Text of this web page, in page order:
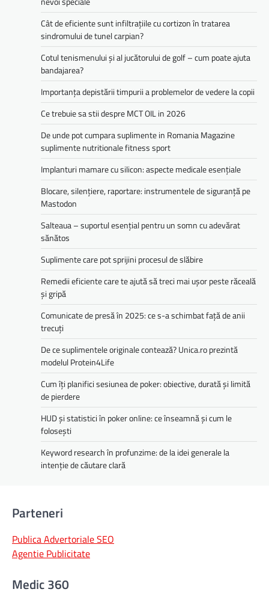
Cât de eficiente sunt infiltrațiile cu cortizon în tratarea
sindromului de tunel carpian?
Cotul tenismenului și al jucătorului de golf – cum poate ajuta
bandajarea?
Importanța depistării timpurii a problemelor de vedere la copii
Ce trebuie sa stii despre MCT OIL in 2026
De unde pot cumpara suplimente in Romania Magazine
suplimente nutritionale fitness sport
Implanturi mamare cu silicon: aspecte medicale esențiale
Blocare, silențiere, raportare: instrumentele de siguranță pe
Mastodon
Salteaua – suportul esențial pentru un somn cu adevărat
sănătos
Suplimente care pot sprijini procesul de slăbire
Remedii eficiente care te ajută să treci mai ușor peste răceală
și gripă
Comunicate de presă în 2025: ce s-a schimbat față de anii
trecuți
De ce suplimentele originale contează? Unica.ro prezintă
modelul Protein4Life
Cum îți planifici sesiunea de poker: obiective, durată și limită
de pierdere
HUD și statistici în poker online: ce înseamnă și cum le
folosești
Keyword research în profunzime: de la idei generale la
intenție de căutare clară
Parteneri
Publica Advertoriale SEO
Agentie Publicitate
Medic 360